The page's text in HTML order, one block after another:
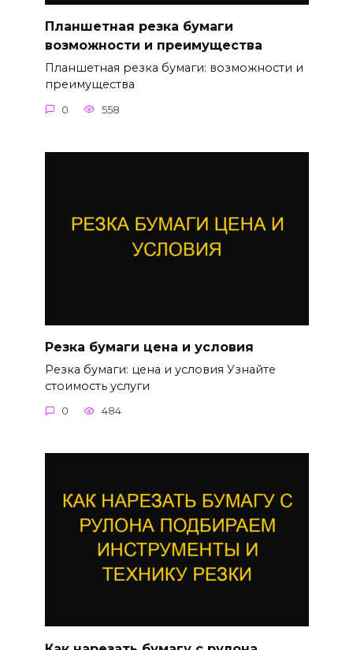
Планшетная резка бумаги
возможности и преимущества
Планшетная резка бумаги: возможности и
преимущества
0 558
Резка бумаги цена и условия
Резка бумаги: цена и условия Узнайте
стоимость услуги
0 484